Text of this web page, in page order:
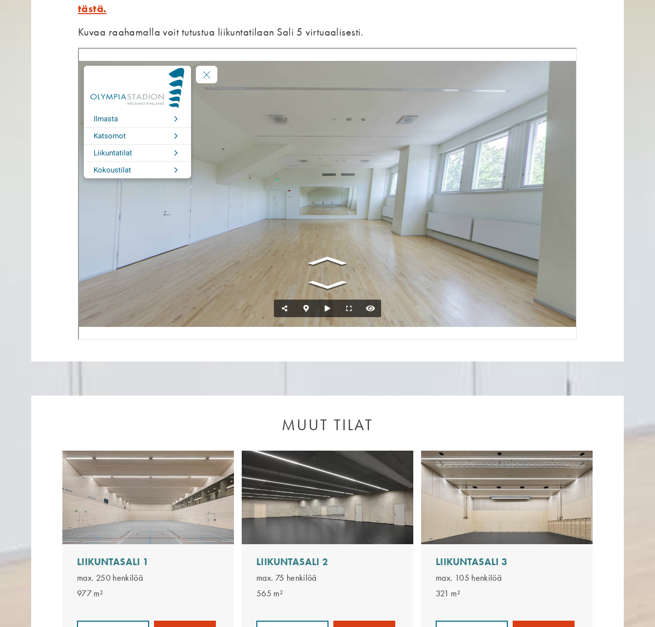
tästä.
Kuvaa raahamalla voit tutustua liikuntatilaan Sali 5 virtuaalisesti.
MUUT TILAT
LIIKUNTASALI 1
max. 250 henkilöä
977 m²
LIIKUNTASALI 2
max. 75 henkilöä
565 m²
LIIKUNTASALI 3
max. 105 henkilöä
321 m²